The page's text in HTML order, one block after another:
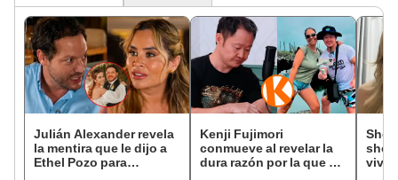
Julián Alexander revela
la mentira que le dijo a
Ethel Pozo para
Kenji Fujimori
conmueve al revelar la
dura razón por la que no
vivo